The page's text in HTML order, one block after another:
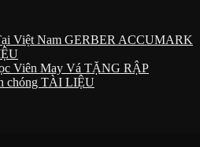
Việt Nam GERBER ACCUMARK
Viên May Vá TẶNG RẬP
chóng TÀI LIỆU